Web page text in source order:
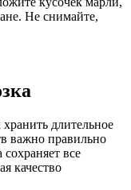
Не снимайте,
длительное
важно правильно
все
качество